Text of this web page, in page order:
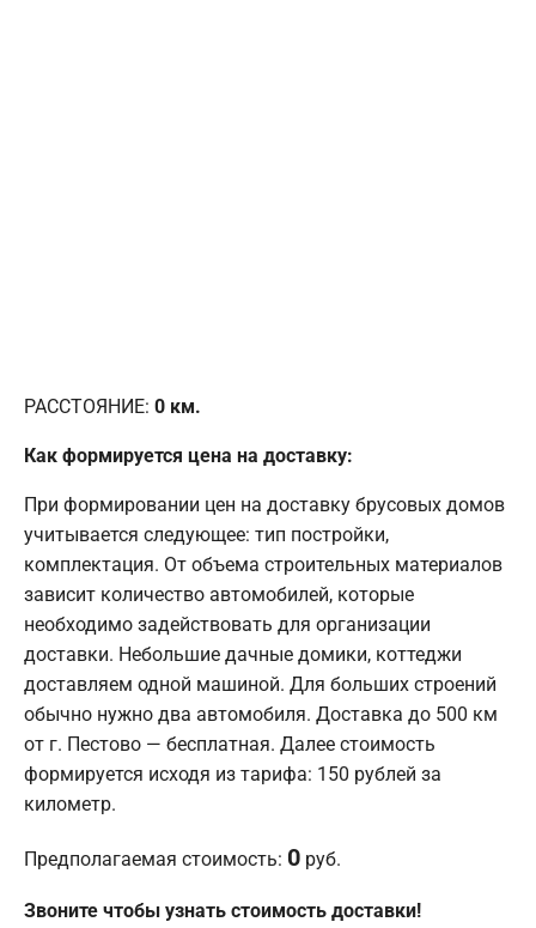
РАССТОЯНИЕ: 0 км.
Как формируется цена на доставку:
При формировании цен на доставку брусовых домов
учитывается следующее: тип постройки,
комплектация. От объема строительных материалов
зависит количество автомобилей, которые
необходимо задействовать для организации
доставки. Небольшие дачные домики, коттеджи
доставляем одной машиной. Для больших строений
обычно нужно два автомобиля. Доставка до 500 км
от г. Пестово — бесплатная. Далее стоимость
формируется исходя из тарифа: 150 рублей за
километр.
Предполагаемая стоимость: 0 руб.
Звоните чтобы узнать стоимость доставки!